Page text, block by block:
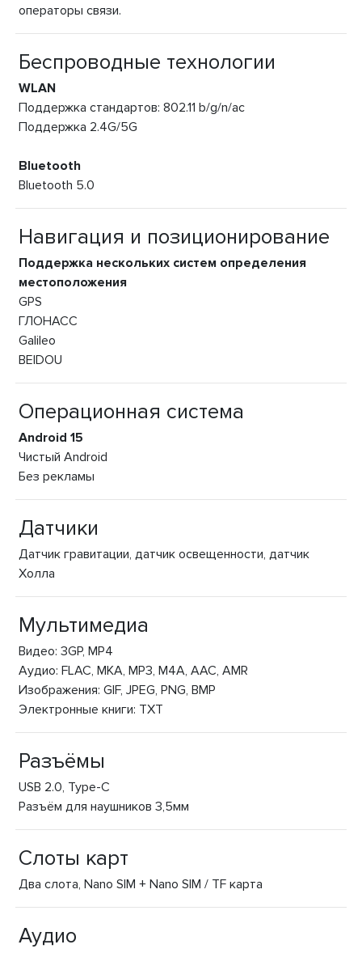
операторы связи.
Беспроводные технологии
WLAN
Поддержка стандартов: 802.11 b/g/n/ac
Поддержка 2.4G/5G
Bluetooth
Bluetooth 5.0
Навигация и позиционирование
Поддержка нескольких систем определения
местоположения
GPS
ГЛОНАСС
Galileo
BEIDOU
Операционная система
Android 15
Чистый Android
Без рекламы
Датчики
Датчик гравитации, датчик освещенности, датчик
Холла
Мультимедиа
Видео: 3GP, MP4
Аудио: FLAC, MKA, MP3, M4A, AAC, AMR
Изображения: GIF, JPEG, PNG, BMP
Электронные книги: TXT
Разъёмы
USB 2.0, Type-C
Разъём для наушников 3,5мм
Слоты карт
Два слота, Nano SIM + Nano SIM / TF карта
Аудио